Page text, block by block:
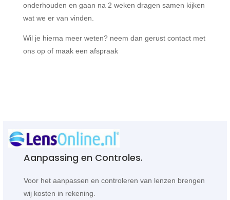
onderhouden en gaan na 2 weken dragen samen kijken
wat we er van vinden.
Wil je hierna meer weten? neem dan gerust contact met
ons op of maak een afspraak
Aanpassing en Controles.
Voor het aanpassen en controleren van lenzen brengen
wij kosten in rekening.